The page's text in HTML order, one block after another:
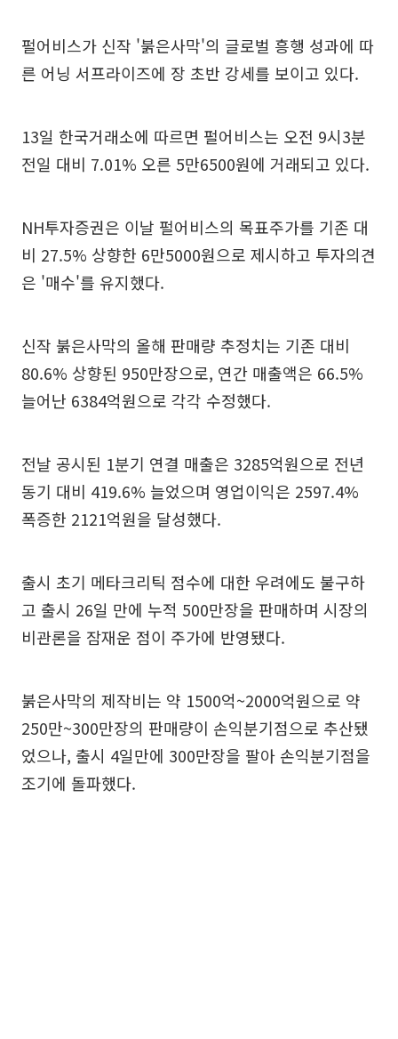
펄어비스가 신작 '붉은사막'의 글로벌 흥행 성과에 따
른 어닝 서프라이즈에 장 초반 강세를 보이고 있다.
13일 한국거래소에 따르면 펄어비스는 오전 9시3분
전일 대비 7.01% 오른 5만6500원에 거래되고 있다.
NH투자증권은 이날 펄어비스의 목표주가를 기존 대
비 27.5% 상향한 6만5000원으로 제시하고 투자의견
은 '매수'를 유지했다.
신작 붉은사막의 올해 판매량 추정치는 기존 대비
80.6% 상향된 950만장으로, 연간 매출액은 66.5%
늘어난 6384억원으로 각각 수정했다.
전날 공시된 1분기 연결 매출은 3285억원으로 전년
동기 대비 419.6% 늘었으며 영업이익은 2597.4%
폭증한 2121억원을 달성했다.
출시 초기 메타크리틱 점수에 대한 우려에도 불구하
고 출시 26일 만에 누적 500만장을 판매하며 시장의
비관론을 잠재운 점이 주가에 반영됐다.
붉은사막의 제작비는 약 1500억~2000억원으로 약
250만~300만장의 판매량이 손익분기점으로 추산됐
었으나, 출시 4일만에 300만장을 팔아 손익분기점을
조기에 돌파했다.